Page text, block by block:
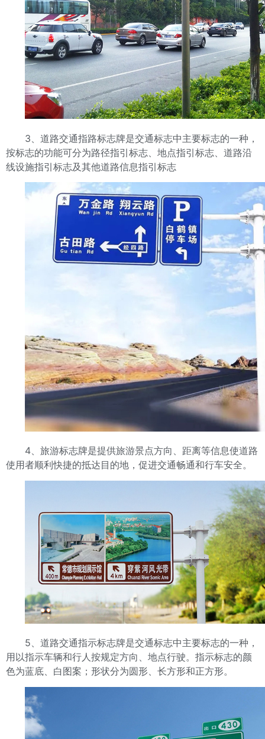
3、道路交通指路标志牌是交通标志中主要标志的一种，
按标志的功能可分为路径指引标志、地点指引标志、道路沿
线设施指引标志及其他道路信息指引标志
4、旅游标志牌是提供旅游景点方向、距离等信息使道路
使用者顺利快捷的抵达目的地，促进交通畅通和行车安全。
5、道路交通指示标志牌是交通标志中主要标志的一种，
用以指示车辆和行人按规定方向、地点行驶。指示标志的颜
色为蓝底、白图案；形状分为圆形、长方形和正方形。